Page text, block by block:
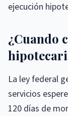
ejecución
¿Cuando
La ley federal
servicios
120 días de